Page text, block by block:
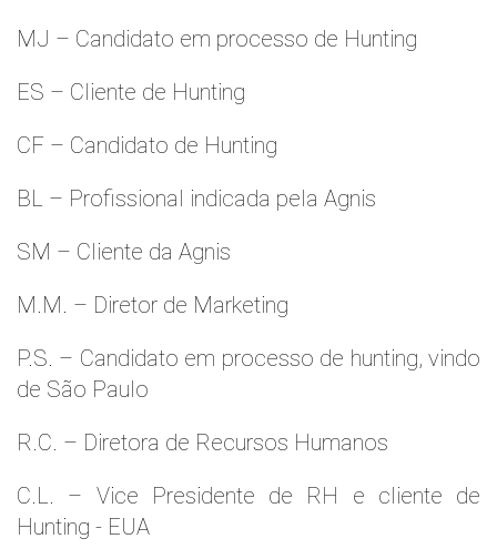
MJ – Candidato em processo de Hunting
ES – Cliente de Hunting
CF – Candidato de Hunting
BL – Profissional indicada pela Agnis
SM – Cliente da Agnis
M.M. – Diretor de Marketing
P.S. – Candidato em processo de hunting, vindo
de São Paulo
R.C. – Diretora de Recursos Humanos
C.L. – Vice Presidente de RH e cliente de
Hunting - EUA